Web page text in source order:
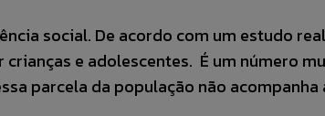
social. De acordo com um estudo
e adolescentes. É um número
parcela da população não